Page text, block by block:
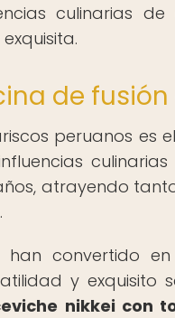
culinarias
de
peruanos es
atrayendo
han convertido
y exquisito
nikkei con